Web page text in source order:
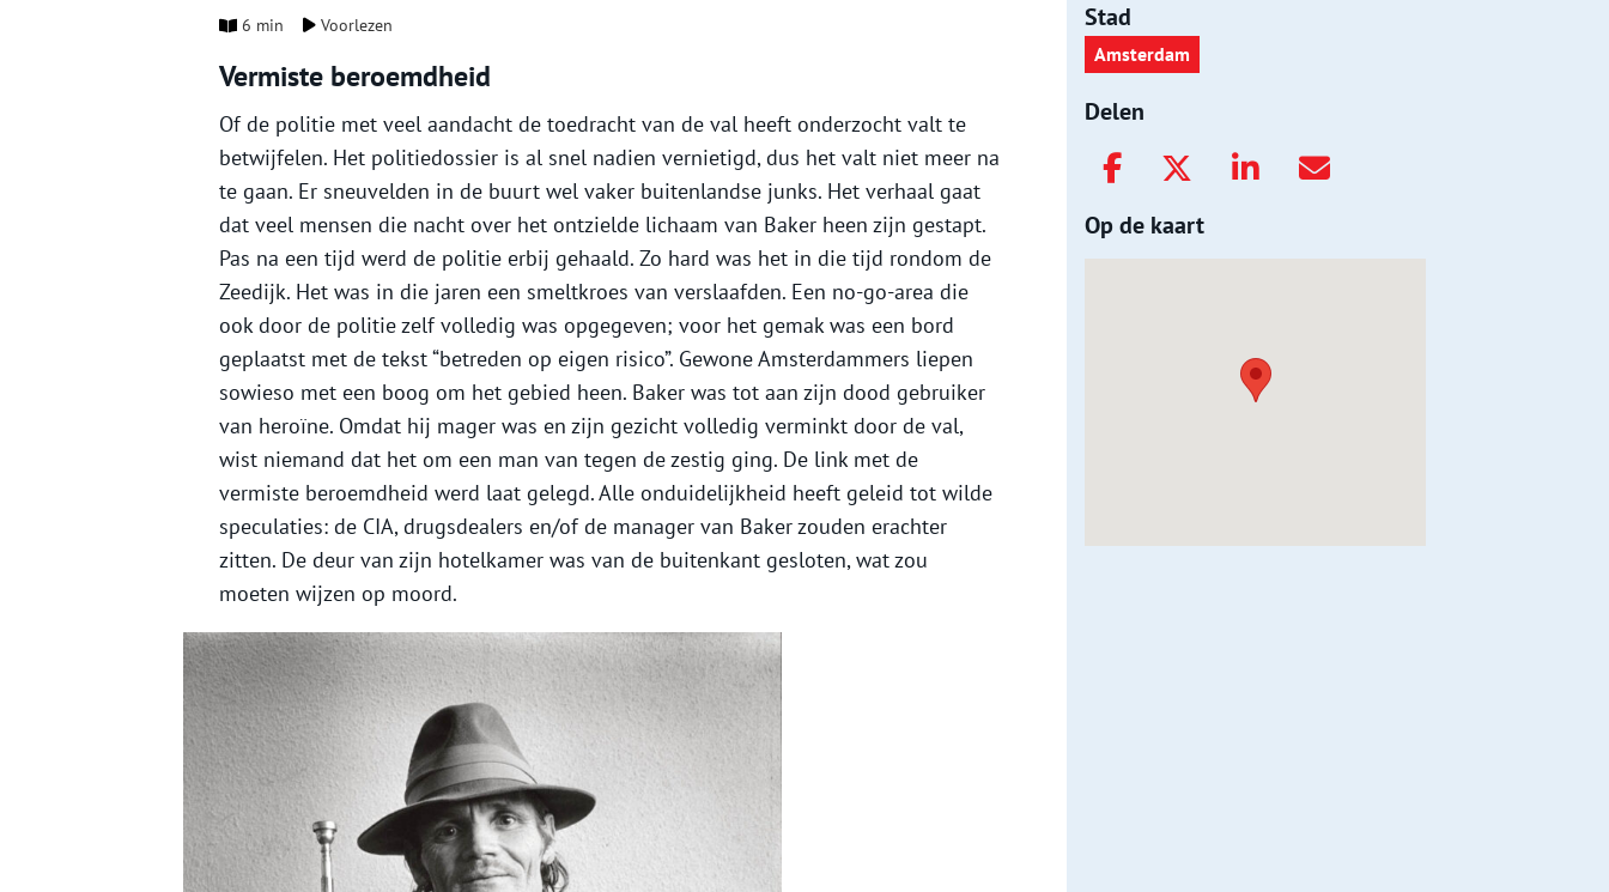
6 min Voorlezen
Vermiste beroemdheid
Of de politie met veel aandacht de toedracht van de val heeft onderzocht valt te
betwijfelen. Het politiedossier is al snel nadien vernietigd, dus het valt niet meer na
te gaan. Er sneuvelden in de buurt wel vaker buitenlandse junks. Het verhaal gaat
dat veel mensen die nacht over het ontzielde lichaam van Baker heen zijn gestapt.
Pas na een tijd werd de politie erbij gehaald. Zo hard was het in die tijd rondom de
Zeedijk. Het was in die jaren een smeltkroes van verslaafden. Een no-go-area die
ook door de politie zelf volledig was opgegeven; voor het gemak was een bord
geplaatst met de tekst “betreden op eigen risico”. Gewone Amsterdammers liepen
sowieso met een boog om het gebied heen. Baker was tot aan zijn dood gebruiker
van heroïne. Omdat hij mager was en zijn gezicht volledig verminkt door de val,
wist niemand dat het om een man van tegen de zestig ging. De link met de
vermiste beroemdheid werd laat gelegd. Alle onduidelijkheid heeft geleid tot wilde
speculaties: de CIA, drugsdealers en/of de manager van Baker zouden erachter
zitten. De deur van zijn hotelkamer was van de buitenkant gesloten, wat zou
moeten wijzen op moord.
Stad
Amsterdam
Delen
Op de kaart